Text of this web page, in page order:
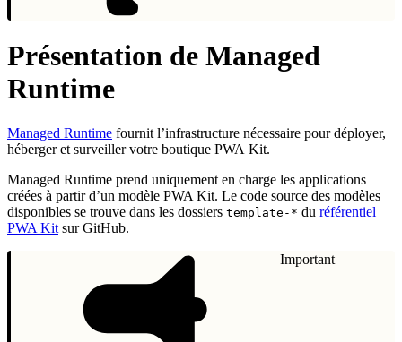
Présentation de Managed
Runtime
Managed Runtime fournit l’infrastructure nécessaire pour déployer,
héberger et surveiller votre boutique PWA Kit.
Managed Runtime prend uniquement en charge les applications
créées à partir d’un modèle PWA Kit. Le code source des modèles
disponibles se trouve dans les dossiers template-* du référentiel
PWA Kit sur GitHub.
Important